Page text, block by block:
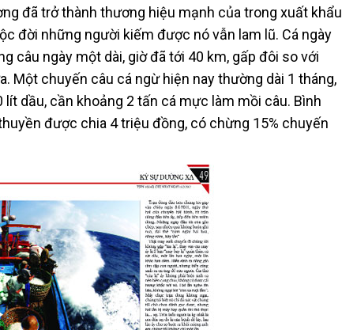
đã trở thành thương hiệu mạnh của trong xuất khẩu
đời những người kiếm được nó vẫn lam lũ. Cá ngày
câu ngày một dài, giờ đã tới 40 km, gấp đôi so với
Một chuyến câu cá ngừ hiện nay thường dài 1 tháng,
dầu, cần khoảng 2 tấn cá mực làm mồi câu. Bình
được chia 4 triệu đồng, có chừng 15% chuyến